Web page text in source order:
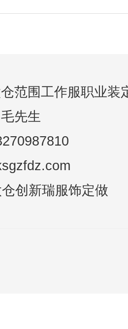
责任心，工作服定做就
统一定制工作服，你是
范围工作服职业装
先生
创新瑞服饰定做